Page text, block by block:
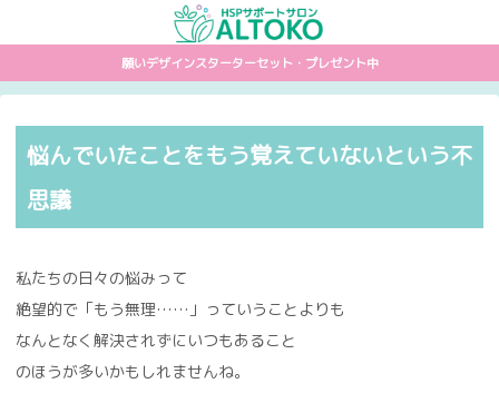
願いデザインスターターセット・プレゼント中
悩んでいたことをもう覚えていないという不
思議
私たちの日々の悩みって
絶望的で「もう無理……」っていうことよりも
なんとなく解決されずにいつもあること
のほうが多いかもしれませんね。